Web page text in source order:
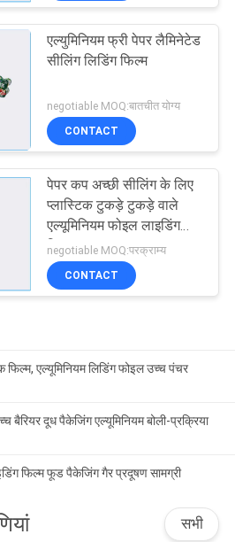
एल्युमिनियम फ्री पेपर लैमिनेटेड
सीलिंग लिडिंग फिल्म
negotiable MOQ:बातचीत योग्य
CONTACT
पेपर कप अच्छी सीलिंग के लिए
प्लास्टिक टुकड़े टुकड़े वाले
एल्यूमिनियम फोइल लाइडिंग
फिल्म
negotiable MOQ:परक्राम्य
CONTACT
फिल्म, एल्यूमिनियम लिडिंग फोइल उच्च पंचर
बैरियर दूध पैकेजिंग एल्यूमिनियम बोली-प्रक्रिया
फिल्म फूड पैकेजिंग गैर प्रदूषण सामग्री
सभी